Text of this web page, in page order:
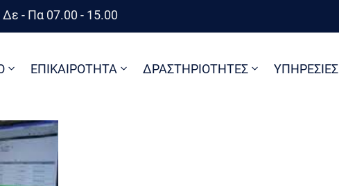
Δε - Πα 07.00 - 15.00
ΕΠΙΚΑΙΡΟΤΗΤΑ ΔΡΑΣΤΗΡΙΟΤΗΤΕΣ ΥΠΗΡΕΣΙΕΣ